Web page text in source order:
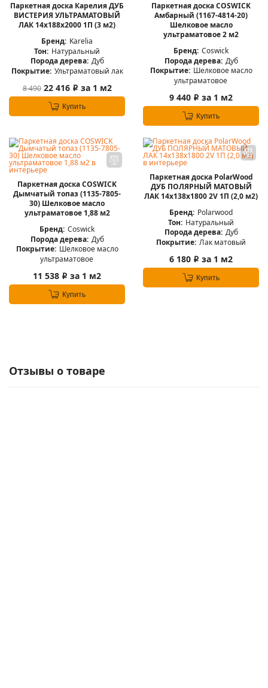
Паркетная доска Карелия ДУБ
ВИСТЕРИЯ УЛЬТРАМАТОВЫЙ
ЛАК 14x188x2000 1П (3 м2)
Бренд: Karelia
Тон: Натуральный
Порода дерева: Дуб
Покрытие: Ультраматовый лак
8 490 22 416 i за 1 м2
Купить
Паркетная доска COSWICK
Амбарный (1167-4814-20)
Шелковое масло
ультраматовое 2 м2
Бренд: Coswick
Порода дерева: Дуб
Покрытие: Шелковое масло
ультраматовое
9 440 i за 1 м2
Купить
Паркетная доска COSWICK
Дымчатый топаз (1135-7805-
30) Шелковое масло
ультраматовое 1,88 м2
Бренд: Coswick
Порода дерева: Дуб
Покрытие: Шелковое масло
ультраматовое
11 538 i за 1 м2
Купить
Паркетная доска PolarWood
ДУБ ПОЛЯРНЫЙ МАТОВЫЙ
ЛАК 14x138x1800 2V 1П (2,0 м2)
Бренд: Polarwood
Тон: Натуральный
Порода дерева: Дуб
Покрытие: Лак матовый
6 180 i за 1 м2
Купить
Отзывы о товаре